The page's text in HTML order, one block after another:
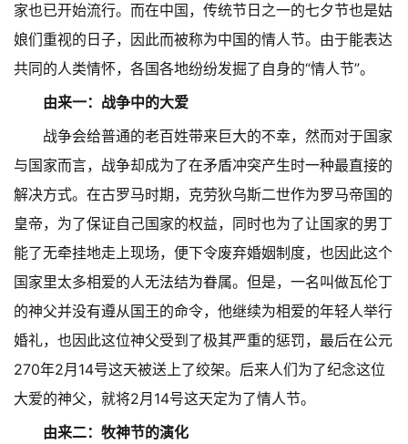
家也已开始流行。而在中国，传统节日之一的七夕节也是姑
娘们重视的日子，因此而被称为中国的情人节。由于能表达
共同的人类情怀，各国各地纷纷发掘了自身的“情人节”。
由来一：战争中的大爱
战争会给普通的老百姓带来巨大的不幸，然而对于国家
与国家而言，战争却成为了在矛盾冲突产生时一种最直接的
解决方式。在古罗马时期，克劳狄乌斯二世作为罗马帝国的
皇帝，为了保证自己国家的权益，同时也为了让国家的男丁
能了无牵挂地走上现场，便下令废弃婚姻制度，也因此这个
国家里太多相爱的人无法结为眷属。但是，一名叫做瓦伦丁
的神父并没有遵从国王的命令，他继续为相爱的年轻人举行
婚礼，也因此这位神父受到了极其严重的惩罚，最后在公元
270年2月14号这天被送上了绞架。后来人们为了纪念这位
大爱的神父，就将2月14号这天定为了情人节。
由来二：牧神节的演化